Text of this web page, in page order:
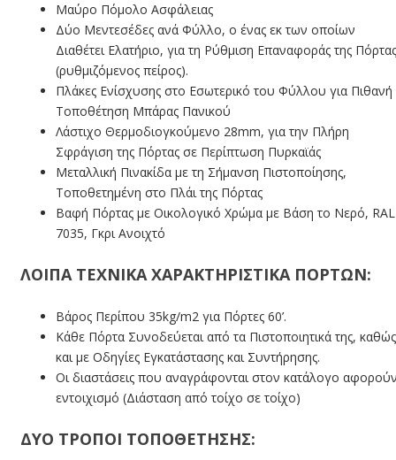
Μαύρο Πόμολο Ασφάλειας
Δύο Μεντεσέδες ανά Φύλλο, ο ένας εκ των οποίων
Διαθέτει Ελατήριο, για τη Ρύθμιση Επαναφοράς της Πόρτας
(ρυθμιζόμενος πείρος).
Πλάκες Ενίσχυσης στο Εσωτερικό του Φύλλου για Πιθανή
Τοποθέτηση Μπάρας Πανικού
Λάστιχο Θερμοδιογκούμενο 28mm, για την Πλήρη
Σφράγιση της Πόρτας σε Περίπτωση Πυρκαϊάς
Μεταλλική Πινακίδα με τη Σήμανση Πιστοποίησης,
Τοποθετημένη στο Πλάι της Πόρτας
Βαφή Πόρτας με Οικολογικό Χρώμα με Βάση το Νερό, RAL
7035, Γκρι Ανοιχτό
ΛΟΙΠΆ ΤΕΧΝΙΚΆ ΧΑΡΑΚΤΗΡΙΣΤΙΚΆ ΠΟΡΤΏΝ:
Βάρος Περίπου 35kg/m2 για Πόρτες 60’.
Κάθε Πόρτα Συνοδεύεται από τα Πιστοποιητικά της, καθώς
και με Οδηγίες Εγκατάστασης και Συντήρησης.
Οι διαστάσεις που αναγράφονται στον κατάλογο
εντοιχισμό (Διάσταση από τοίχο σε τοίχο)
ΔΎΟ ΤΡΌΠΟΙ ΤΟΠΟΘΈΤΗΣΗΣ: